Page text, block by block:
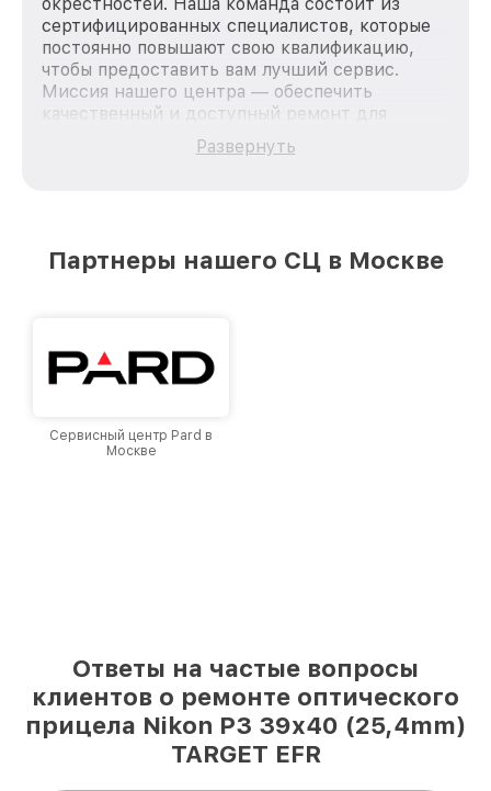
сертифицированных специалистов, которые
постоянно повышают свою квалификацию,
чтобы предоставить вам лучший сервис.
Миссия нашего центра — обеспечить
качественный и доступный ремонт для
каждого пользователя продукции Nikon, вне
зависимости от сложности поломки. Мы
Москве, постоянно повышая уровень доверия
Развернуть
Партнеры нашего СЦ в Москве
Сервисный центр Pard в
Москве
Ответы на частые вопросы
клиентов о ремонте оптического
прицела Nikon P3 39x40 (25,4mm)
TARGET EFR